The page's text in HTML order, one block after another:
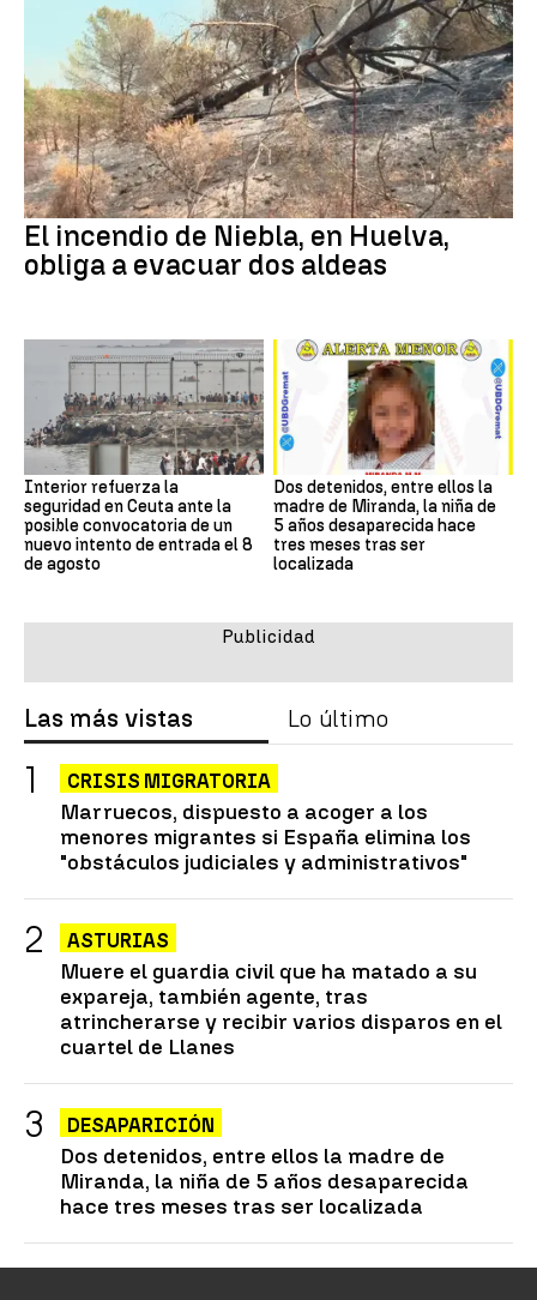
El incendio de Niebla, en Huelva,
obliga a evacuar dos aldeas
Interior refuerza la
seguridad en Ceuta ante la
posible convocatoria de un
nuevo intento de entrada el 8
de agosto
Dos detenidos, entre ellos la
madre de Miranda, la niña de
5 años desaparecida hace
tres meses tras ser
localizada
Las más vistas Lo último
CRISIS MIGRATORIA
Marruecos, dispuesto a acoger a los
menores migrantes si España elimina los
"obstáculos judiciales y administrativos"
ASTURIAS
Muere el guardia civil que ha matado a su
expareja, también agente, tras
atrincherarse y recibir varios disparos en el
cuartel de Llanes
DESAPARICIÓN
Dos detenidos, entre ellos la madre de
Miranda, la niña de 5 años desaparecida
hace tres meses tras ser localizada